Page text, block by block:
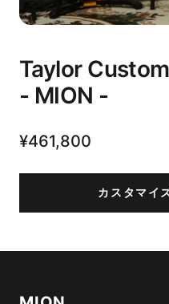
Taylor
- MION -
¥461,800
カスタマイ